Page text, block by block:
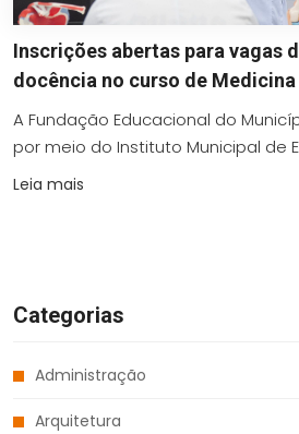
Inscrições abertas para vagas
docência no curso de Medicina
A Fundação Educacional do
por meio do Instituto Municipal de
Leia mais
Categorias
Administração
Arquitetura